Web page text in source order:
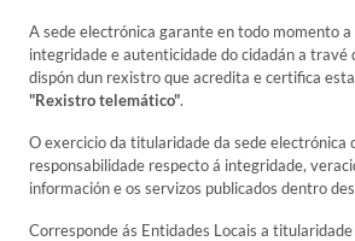
A sede electrónica garante en todo momento a
integridade e autenticidade do cidadán a travé
dispón dun rexistro que acredita e certifica
"Rexistro telemático".
O exercicio da titularidade da sede electrónica
responsabilidade respecto á integridade,
información e os servizos publicados dentro
Corresponde ás Entidades Locais a